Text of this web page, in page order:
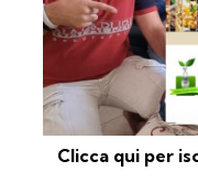
Clicca qui per